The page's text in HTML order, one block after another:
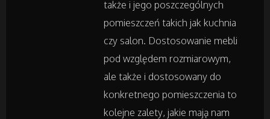
Art. Spożywcze
Inne Sklepy
także i jego poszczególnych
pomieszczeń takich jak kuchnia
czy salon. Dostosowanie mebli
pod względem rozmiarowym,
ale także i dostosowany do
konkretnego pomieszczenia to
kolejne zalety, jakie mają nam